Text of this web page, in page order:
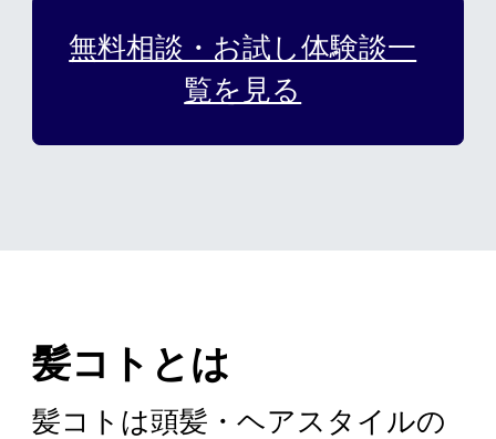
無料相談・お試し体験談一
覧を見る
髪コトとは
髪コトは頭髪・ヘアスタイルの